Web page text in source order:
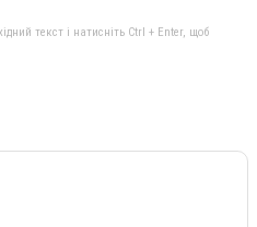
текст і натисніть Ctrl + Enter, щоб